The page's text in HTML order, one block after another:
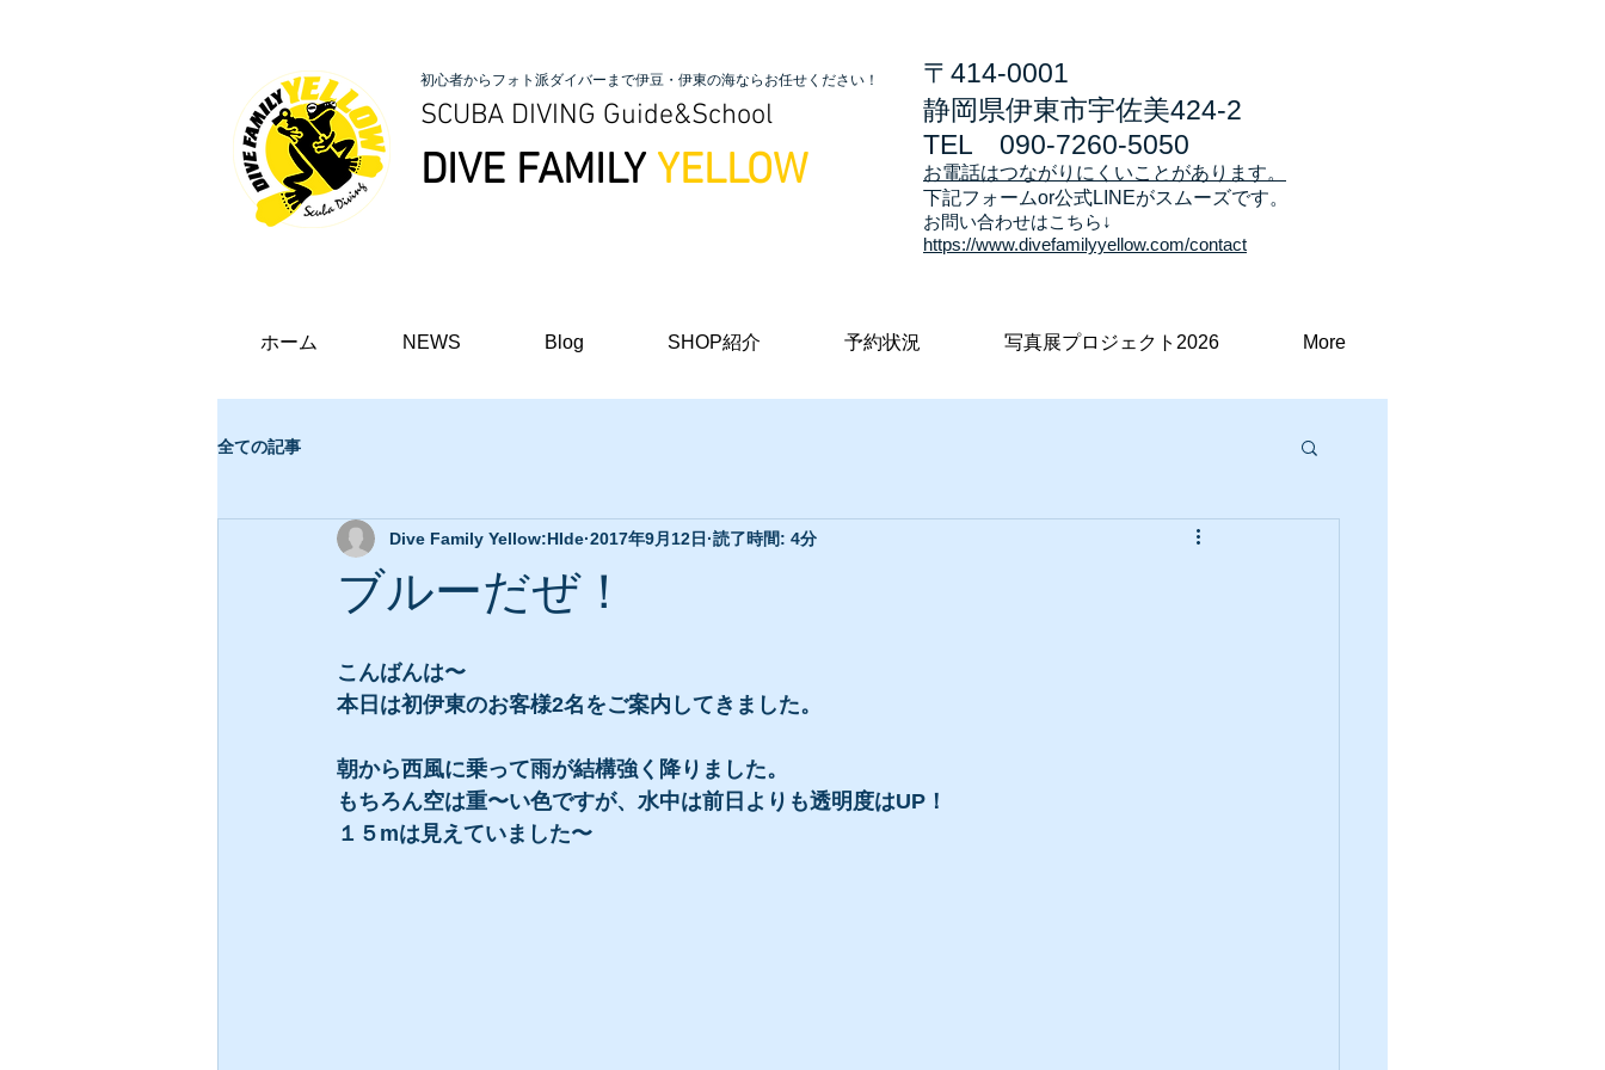
初心者からフォト派ダイバーまで伊豆・伊東の海ならお任せください！
SCUBA DIVING Guide&School
DIVE FAMILY YELLOW
〒414-0001
静岡県伊東市宇佐美424-2
TEL 090-7260-5050
お電話はつながりにくいことがあります。
​下記フォームor公式LINEがスムーズです。
お問い合わせはこちら↓
https://www.divefamilyyellow.com/contact
ホーム NEWS Blog SHOP紹介 予約状況 写真展プロジェクト2026 More
全ての記事
ブルーだぜ！
Dive Family Yellow:HIde 2017年9月12日 読了時間: 4分
こんばんは〜
本日は初伊東のお客様2名をご案内してきました。
朝から西風に乗って雨が結構強く降りました。
もちろん空は重〜い色ですが、水中は前日よりも透明度はUP！
１５mは見えていました〜